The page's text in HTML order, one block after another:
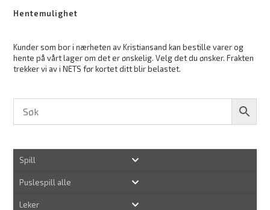
Hentemulighet
Kunder som bor i nærheten av Kristiansand kan bestille varer og
hente på vårt lager om det er ønskelig. Velg det du ønsker. Frakten
trekker vi av i NETS før kortet ditt blir belastet.
Spill
Puslespill alle
Leker